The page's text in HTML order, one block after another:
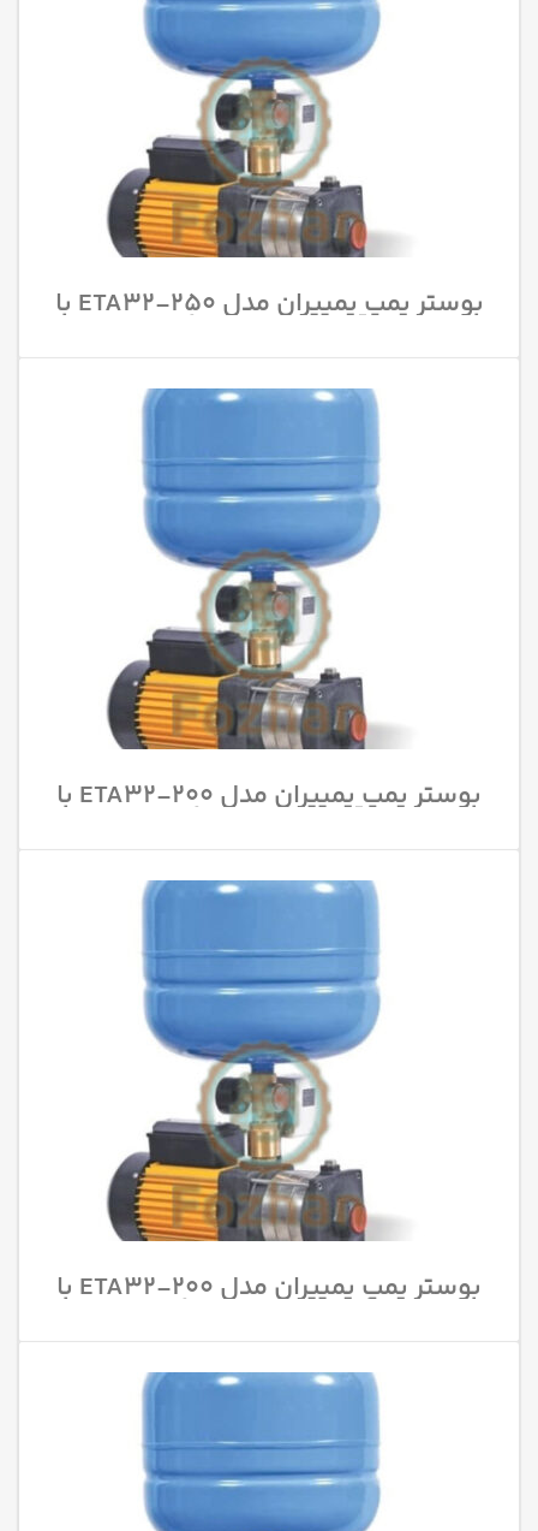
بوستر پمپ پمپیران مدل 250-ETA32 با
قدرت 20 اسب بخار
بوستر پمپ پمپیران مدل 200-ETA32 با
قدرت 3 اسب بخار
بوستر پمپ پمپیران مدل 200-ETA32 با
قدرت 5.5 اسب بخار